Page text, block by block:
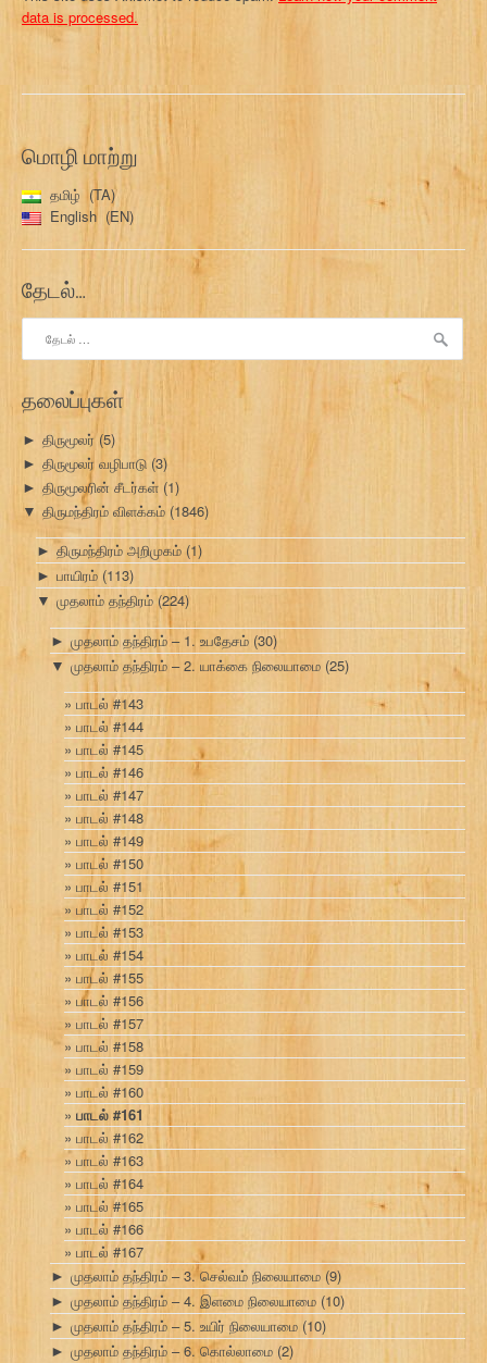
data is processed.
மொழி மாற்று
தமிழ்
TA
English
EN
தேடல்…
தேடு:
தலைப்புகள்
► திருமூலர்(5)
► திருமூலர் வழிபாடு (3)
► திருமூலரின் சீடர்கள் (1)
▼ திருமந்திரம் விளக்கம் (1846)
► திருமந்திரம் அறிமுகம் (1)
► பாயிரம் (113)
▼ முதலாம் தந்திரம்(224)
► முதலாம் தந்திரம் – 1. உபதேசம் (30)
▼ முதலாம் தந்திரம் – 2. யாக்கை நிலையாமை (25)
பாடல் #143
பாடல் #144
பாடல் #145
பாடல் #146
பாடல் #147
பாடல் #148
பாடல் #149
பாடல் #150
பாடல் #151
பாடல் #152
பாடல் #153
பாடல் #154
பாடல் #155
பாடல் #156
பாடல் #157
பாடல் #158
பாடல் #159
பாடல் #160
பாடல் #161
பாடல் #162
பாடல் #163
பாடல் #164
பாடல் #165
பாடல் #166
பாடல் #167
► முதலாம் தந்திரம் – 3. செல்வம் நிலையாமை(9)
► முதலாம் தந்திரம் – 4. இளமை நிலையாமை (10)
► முதலாம் தந்திரம் – 5. உயிர் நிலையாமை (10)
► முதலாம் தந்திரம் – 6. கொல்லாமை (2)